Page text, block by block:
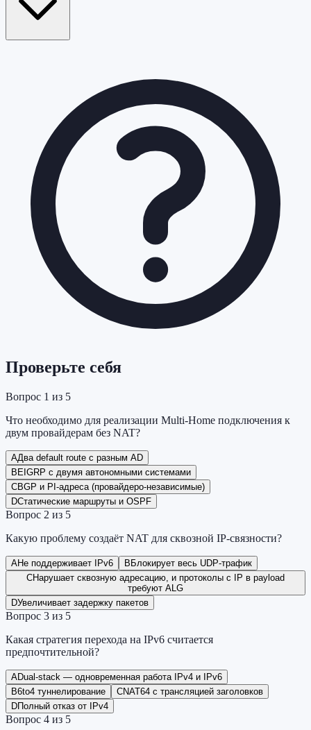
Проверьте себя
Вопрос 1 из 5
Что необходимо для реализации Multi-Home подключения к
двум провайдерам без NAT?
AДва default route с разным AD
B EIGRP с двумя автономными системами
CBGP и PI-адреса (провайдеро-независимые)
DСтатические маршруты и OSPF
Вопрос 2 из 5
Какую проблему создаёт NAT для сквозной IP-связности?
AНе поддерживает IPv6 B Блокирует весь UDP-трафик
CНарушает сквозную адресацию, и протоколы с IP в payload
требуют ALG
DУвеличивает задержку пакетов
Вопрос 3 из 5
Какая стратегия перехода на IPv6 считается
предпочтительной?
ADual-stack — одновременная работа IPv4 и IPv6
B6to4 туннелирование CNAT64 с трансляцией заголовков
DПолный отказ от IPv4
Вопрос 4 из 5